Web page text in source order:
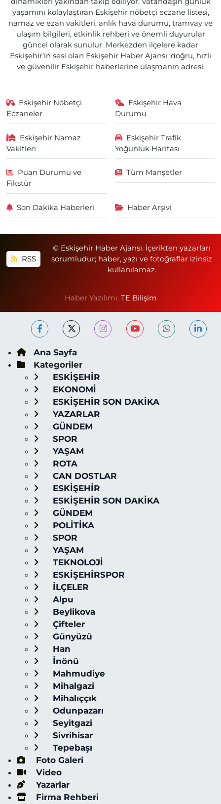
yaşamını kolaylaştıran Eskişehir nöbetçi eczane listesi,
namaz ve ezan vakitleri, anlık hava durumu, tramvay ve
ulaşım bilgileri, etkinlik rehberi ve önemli duyurular
güncel olarak sunulur. Merkezden ilçelere kadar
Eskişehir'in sesi olan Eskişehir Haber Ajansı; doğru, hızlı
ve güvenilir Eskişehir haberlerine ulaşmanın adresi.
Eskişehir Nöbetçi
Eczaneler
Eskişehir Hava
Durumu
Eskişehir Namaz
Vakitleri
Eskişehir Trafik
Yoğunluk Haritası
Puan Durumu ve
Fikstür
Tüm Manşetler
Son Dakika Haberleri Haber Arşivi
RSS
© Eskişehir Haber Ajansı. İçerikten yazarları
sorumludur; haber, yazı ve fotoğraflar izinsiz
kullanılamaz.
Haber Yazılımı: TE Bilişim
Ana Sayfa
Kategoriler
ESKİŞEHİR
EKONOMİ
ESKİŞEHİR SON DAKİKA
YAZARLAR
GÜNDEM
SPOR
YAŞAM
ROTA
CAN DOSTLAR
ESKİŞEHİR
ESKİŞEHİR SON DAKİKA
GÜNDEM
POLİTİKA
SPOR
YAŞAM
TEKNOLOJİ
ESKİŞEHİRSPOR
İLÇELER
Alpu
Beylikova
Çifteler
Günyüzü
Han
İnönü
Mahmudiye
Mihalgazi
Mihalıççık
Odunpazarı
Seyitgazi
Sivrihisar
Tepebaşı
Foto Galeri
Video
Yazarlar
Firma Rehberi